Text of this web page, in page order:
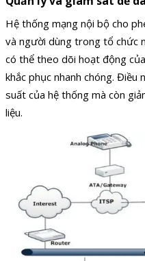
Hệ thống mạng nội bộ cho
và người dùng trong tổ chức
có thể theo dõi hoạt động
khắc phục nhanh chóng. Điều
suất của hệ thống mà còn
liệu.